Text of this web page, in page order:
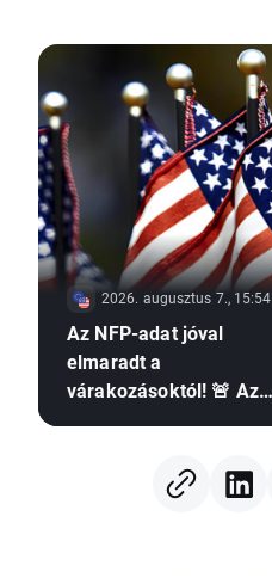
2026. augusztus 7., 15:54
Az NFP-adat jóval
elmaradt a
várakozásoktól! 🚨 Az